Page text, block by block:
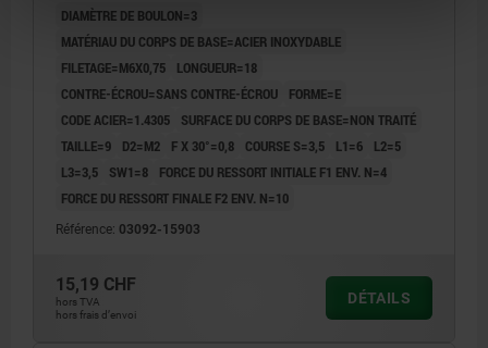
DIAMÈTRE DE BOULON=3
MATÉRIAU DU CORPS DE BASE=ACIER INOXYDABLE
FILETAGE=M6X0,75
LONGUEUR=18
CONTRE-ÉCROU=SANS CONTRE-ÉCROU
FORME=E
CODE ACIER=1.4305
SURFACE DU CORPS DE BASE=NON TRAITÉ
TAILLE=9
D2=M2 F X 30°=0,8 COURSE S=3,5 L1=6
L2=5
L3=3,5
SW1=8
FORCE DU RESSORT INITIALE F1 ENV. N=4
FORCE DU RESSORT FINALE F2 ENV. N=10
Référence: 03092-15903
15,19 CHF
hors TVA
hors frais d’envoi
DÉTAILS